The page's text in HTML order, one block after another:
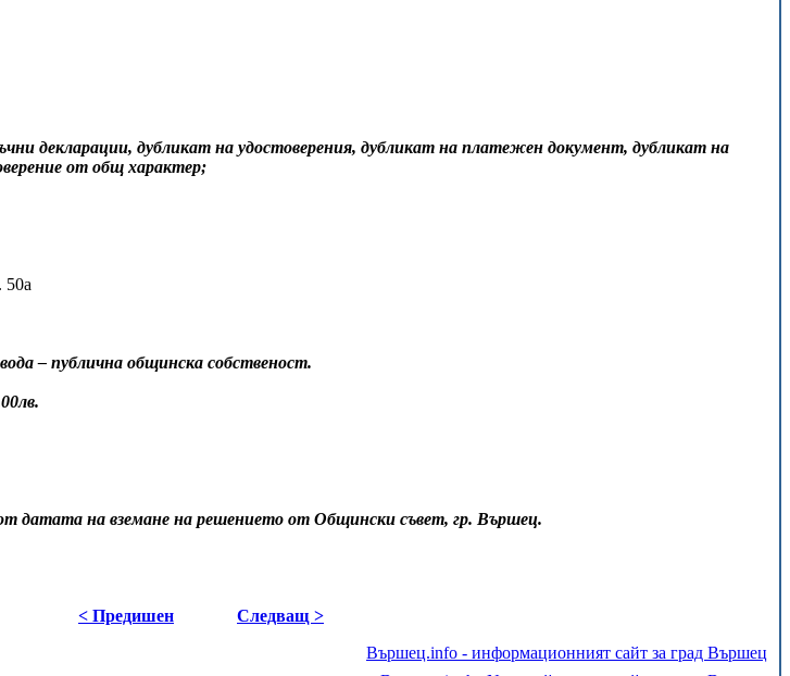
декларации, дубликат на удостоверения, дубликат на платежен документ, дубликат на
от общ характер;
50а
– публична общинска собственост.
датата на вземане на решението от Общински съвет, гр. Вършец.
< Предишен
Следващ >
Вършец.info - информационният сайт за град Вършец